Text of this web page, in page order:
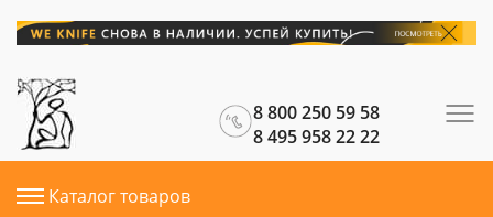
8 800 250 59 58
8 495 958 22 22
Каталог товаров